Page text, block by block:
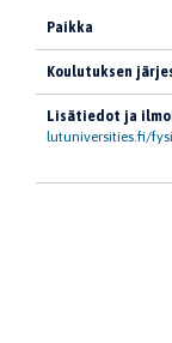
Paikka
Koulutuksen
Lisätiedot ja
lutuniversities.fi/